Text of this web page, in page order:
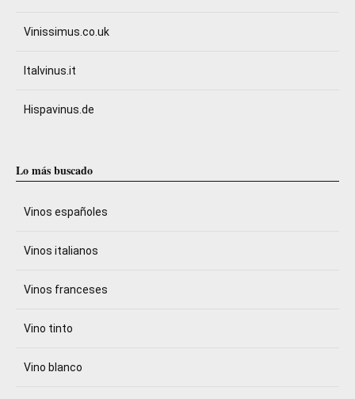
Vinissimus.co.uk
Italvinus.it
Hispavinus.de
Lo más buscado
Vinos españoles
Vinos italianos
Vinos franceses
Vino tinto
Vino blanco